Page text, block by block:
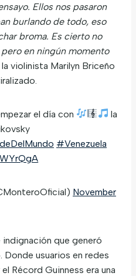
Ellos nos pasaron
burlando de todo, eso
broma. Es cierto no
en ningún momento
violinista Marilyn Briceño
el día con
la
#Venezuela
November
que generó
usuarios en redes
Récord Guinness era una